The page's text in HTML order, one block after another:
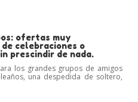
ofertas muy
celebraciones o
prescindir de nada.
los grandes grupos de amigos
una despedida de soltero,